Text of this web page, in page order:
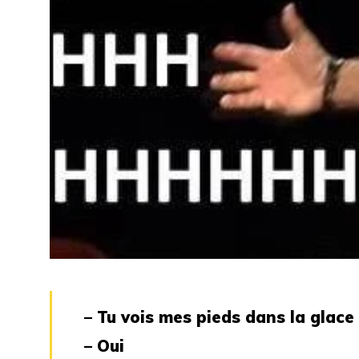
– Tu vois mes pieds dans la glace
– Oui